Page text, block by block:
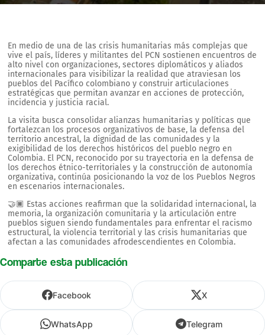
En medio de una de las crisis humanitarias más complejas que
vive el país, líderes y militantes del PCN sostienen encuentros de
alto nivel con organizaciones, sectores diplomáticos y aliados
internacionales para visibilizar la realidad que atraviesan los
pueblos del Pacífico colombiano y construir articulaciones
estratégicas que permitan avanzar en acciones de protección,
incidencia y justicia racial.
La visita busca consolidar alianzas humanitarias y políticas que
fortalezcan los procesos organizativos de base, la defensa del
territorio ancestral, la dignidad de las comunidades y la
exigibilidad de los derechos históricos del pueblo negro en
Colombia. El PCN, reconocido por su trayectoria en la defensa de
los derechos étnico-territoriales y la construcción de autonomía
organizativa, continúa posicionando la voz de los Pueblos Negros
en escenarios internacionales.
🤝🏿 Estas acciones reafirman que la solidaridad internacional, la
memoria, la organización comunitaria y la articulación entre
pueblos siguen siendo fundamentales para enfrentar el racismo
estructural, la violencia territorial y las crisis humanitarias que
afectan a las comunidades afrodescendientes en Colombia.
Comparte esta publicación
Facebook X
WhatsApp Telegram